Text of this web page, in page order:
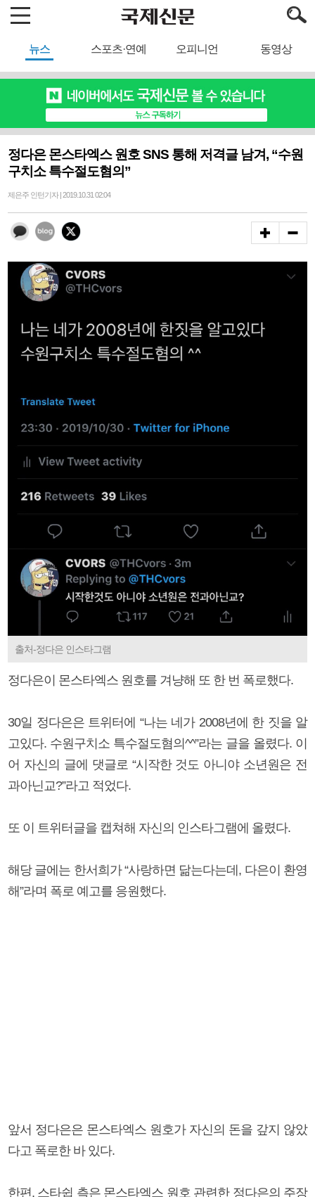
뉴스 스포츠·연예 오피니언 동영상
정다은 몬스타엑스 원호 SNS 통해 저격글 남겨, “수원
구치소 특수절도혐의”
제은주 인턴기자 | 2019.10.31 02:04
출처-정다은 인스타그램
정다은이 몬스타엑스 원호를 겨냥해 또 한 번 폭로했다.
30일 정다은은 트위터에 “나는 네가 2008년에 한 짓을 알
고있다. 수원구치소 특수절도혐의^^”라는 글을 올렸다. 이
어 자신의 글에 댓글로 “시작한 것도 아니야 소년원은 전
과아닌교?”라고 적었다.
또 이 트위터글을 캡쳐해 자신의 인스타그램에 올렸다.
해당 글에는 한서희가 “사랑하면 닮는다는데, 다은이 환영
해”라며 폭로 예고를 응원했다.
앞서 정다은은 몬스타엑스 원호가 자신의 돈을 갚지 않았
다고 폭로한 바 있다.
한편, 스타쉽 측은 몬스타엑스 원호 관련한 정다은의 주장